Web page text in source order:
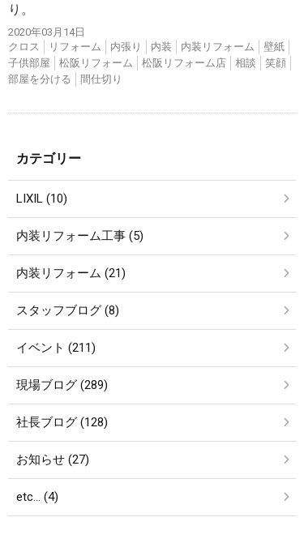
り。
2020年03月14日
クロス
リフォーム 内張り 内装 内装リフォーム
壁紙
子供部屋
松阪リフォーム 松阪リフォーム店 相談
笑顔
部屋を分ける
間仕切り
カテゴリー
LIXIL (10)
内装リフォーム工事 (5)
内装リフォーム (21)
スタッフブログ (8)
イベント (211)
現場ブログ (289)
社長ブログ (128)
お知らせ (27)
etc… (4)